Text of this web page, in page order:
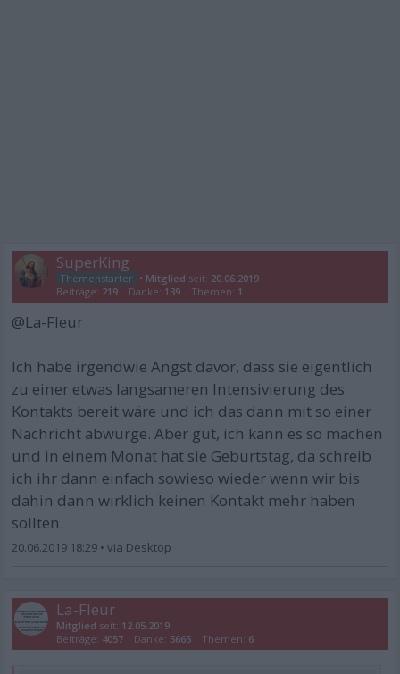
SuperKing
• Mitglied seit: 20.06.2019
Beiträge: 219 Danke: 139 Themen: 1
@La-Fleur
Ich habe irgendwie Angst davor, dass sie eigentlich
zu einer etwas langsameren Intensivierung des
Kontakts bereit wäre und ich das dann mit so einer
Nachricht abwürge. Aber gut, ich kann es so machen
und in einem Monat hat sie Geburtstag, da schreib
ich ihr dann einfach sowieso wieder wenn wir bis
dahin dann wirklich keinen Kontakt mehr haben
sollten.
20.06.2019 18:29 •
La-Fleur
Mitglied seit: 12.05.2019
Beiträge: 4057 Danke: 5665 Themen: 6